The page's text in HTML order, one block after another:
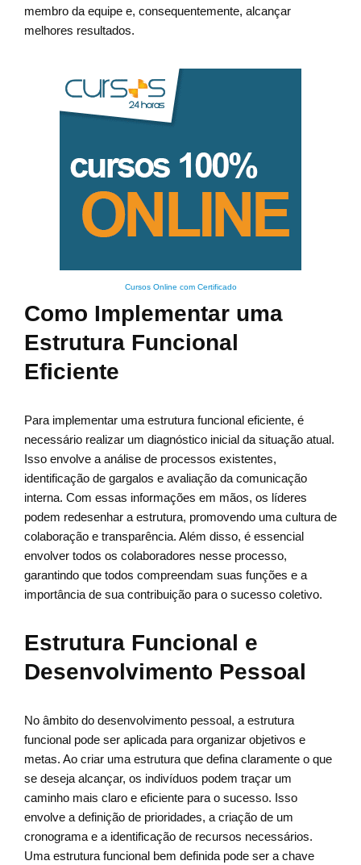
membro da equipe e, consequentemente, alcançar
melhores resultados.
Cursos Online com Certificado
Como Implementar uma
Estrutura Funcional
Eficiente
Para implementar uma estrutura funcional eficiente, é
necessário realizar um diagnóstico inicial da situação atual.
Isso envolve a análise de processos existentes,
identificação de gargalos e avaliação da comunicação
interna. Com essas informações em mãos, os líderes
podem redesenhar a estrutura, promovendo uma cultura de
colaboração e transparência. Além disso, é essencial
envolver todos os colaboradores nesse processo,
garantindo que todos compreendam suas funções e a
importância de sua contribuição para o sucesso coletivo.
Estrutura Funcional e
Desenvolvimento Pessoal
No âmbito do desenvolvimento pessoal, a estrutura
funcional pode ser aplicada para organizar objetivos e
metas. Ao criar uma estrutura que defina claramente o que
se deseja alcançar, os indivíduos podem traçar um
caminho mais claro e eficiente para o sucesso. Isso
envolve a definição de prioridades, a criação de um
cronograma e a identificação de recursos necessários.
Uma estrutura funcional bem definida pode ser a chave